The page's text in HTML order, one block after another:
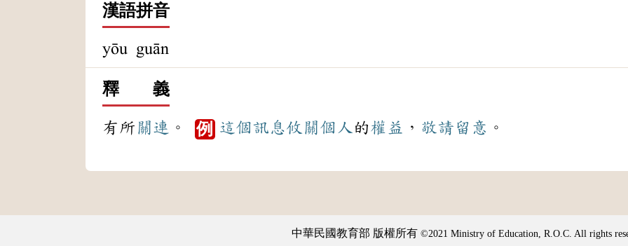
漢語拼音
yōu guān
釋 義
有所 關連 。 例 這個訊息攸關個人 的權益 ， 敬請 留意 。
中華民國教育部 版權所有 ©2021 Ministry of Education, R.O.C. All rights